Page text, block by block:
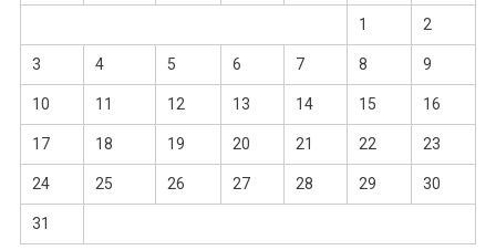
1 2
3 4 5 6 7 8 9
10 11 12 13 14 15 16
17 18 19 20 21 22 23
24 25 26 27 28 29 30
31